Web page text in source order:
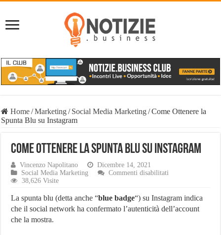
Home/Marketing/ Social Media Marketing/Come Ottenere la
Spunta Blu su Instagram
Come Ottenere la Spunta Blu su Instagram
Vincenzo Napolitano
Dicembre 14, 2021
Social Media Marketing
Commenti disabilitati
la
Spunta
Blu
38,626 Visite
La spunta blu (detta anche “blue badge“) su Instagram indica
che il social network ha confermato l’autenticità dell’account
che la mostra.